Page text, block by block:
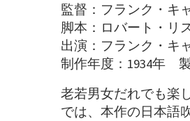
監督：フランク・キ
脚本：ロバート・リ
出演：フランク・キ
制作年度：1934年
老若男女だれでも楽
では、本作の日本語